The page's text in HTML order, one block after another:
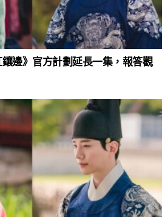
邊》官方計劃延長一集，報答觀